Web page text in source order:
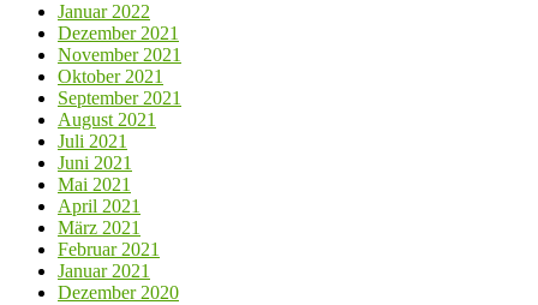
Januar 2022
Dezember 2021
November 2021
Oktober 2021
September 2021
August 2021
Juli 2021
Juni 2021
Mai 2021
April 2021
März 2021
Februar 2021
Januar 2021
Dezember 2020